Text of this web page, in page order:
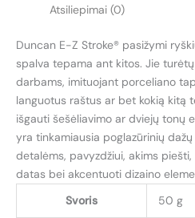
Atsiliepimai (0)
Duncan E-Z Stroke® pasižymi
spalva tepama ant kitos. Jie
darbams, imituojant porceliano
languotus raštus ar bet kokią kitą
išgauti šešėliavimo ar dviejų tonų
yra tinkamiausia poglazūrinių
detalėms, pavyzdžiui, akims
datas bei akcentuoti dizaino
Svoris
50 g